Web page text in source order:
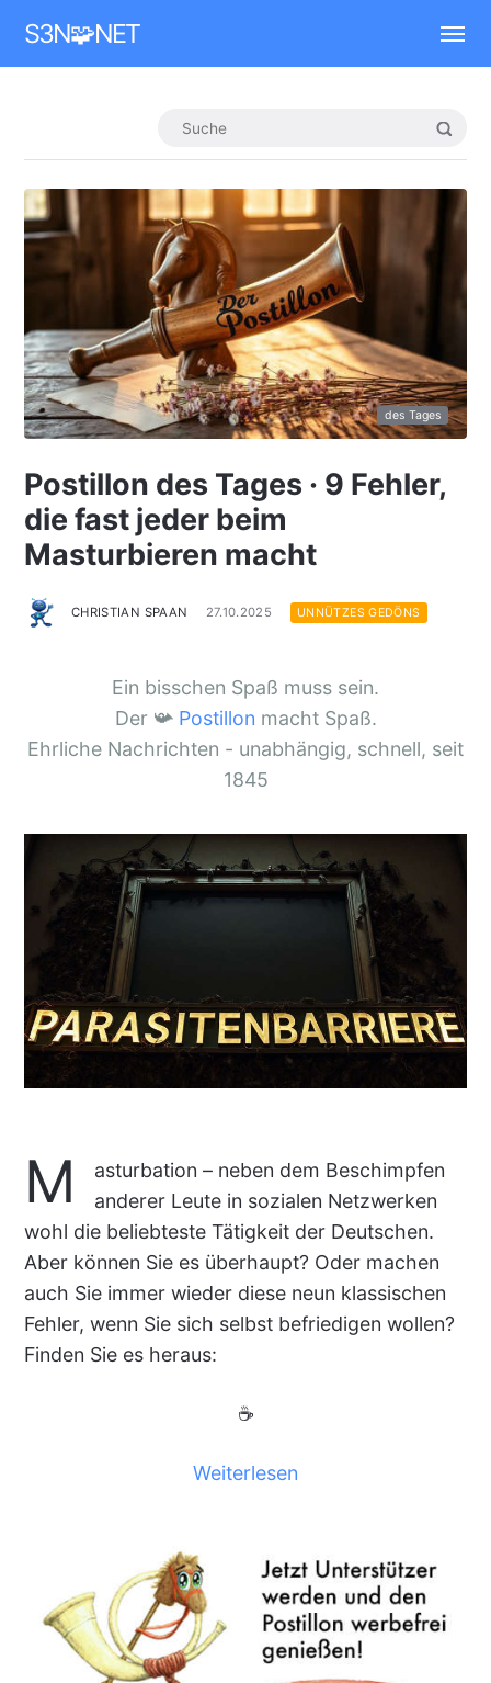
S3N🧩NET
des Tages
Postillon des Tages · 9 Fehler,
die fast jeder beim
Masturbieren macht
CHRISTIAN SPAAN 27.10.2025 UNNÜTZES GEDÖNS
Ein bisschen Spaß muss sein.
Der 📯 Postillon macht Spaß.
Ehrliche Nachrichten - unabhängig, schnell, seit
1845
M
asturbation – neben dem Beschimpfen
anderer Leute in sozialen Netzwerken
wohl die beliebteste Tätigkeit der Deutschen.
Aber können Sie es überhaupt? Oder machen
auch Sie immer wieder diese neun klassischen
Fehler, wenn Sie sich selbst befriedigen wollen?
Finden Sie es heraus:
☕
Weiterlesen